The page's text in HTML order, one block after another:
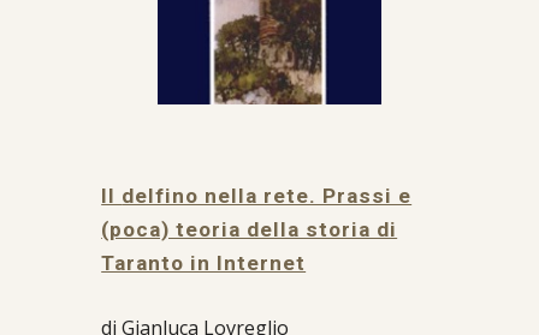
Il delfino nella rete. Prassi e
(poca) teoria della storia di
Taranto in Internet
di Gianluca Lovreglio